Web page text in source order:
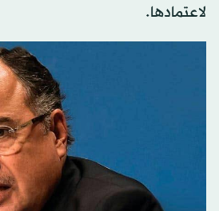
لاعتمادها.